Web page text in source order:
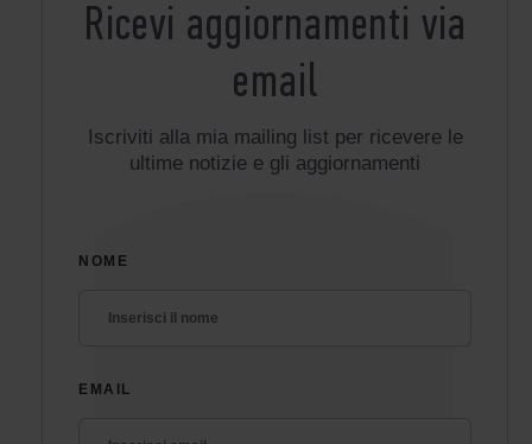
Ricevi aggiornamenti via
email
Iscriviti alla mia mailing list per ricevere le
ultime notizie e gli aggiornamenti
NOME
EMAIL